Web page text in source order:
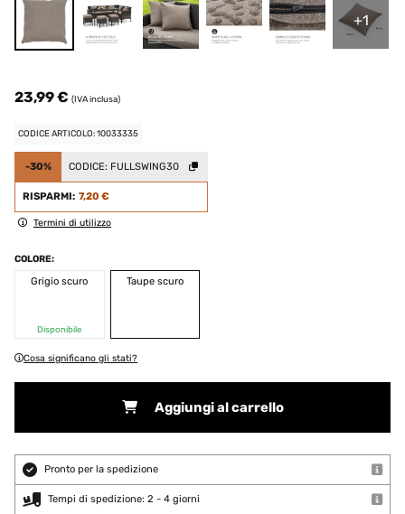
+1
23,99 € (IVA inclusa)
CODICE ARTICOLO: 10033335
-30% CODICE: FULLSWING30
RISPARMI: 7,20 €
Termini di utilizzo
COLORE:
Grigio scuro
Disponibile
Taupe scuro
Cosa significano gli stati?
Aggiungi al carrello
Pronto per la spedizione
Tempi di spedizione: 2 - 4 giorni